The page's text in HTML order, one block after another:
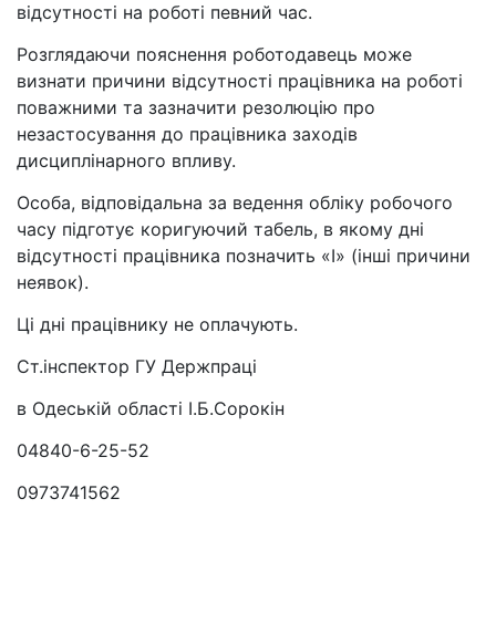
відсутності на роботі певний час.
Розглядаючи пояснення роботодавець може
визнати причини відсутності працівника на роботі
поважними та зазначити резолюцію про
незастосування до працівника заходів
дисциплінарного впливу.
Особа, відповідальна за ведення обліку робочого
часу підготує коригуючий табель, в якому дні
відсутності працівника позначить «І» (інші причини
неявок).
Ці дні працівнику не оплачують.
Ст.інспектор ГУ Держпраці
в Одеській області І.Б.Сорокін
04840-6-25-52
0973741562